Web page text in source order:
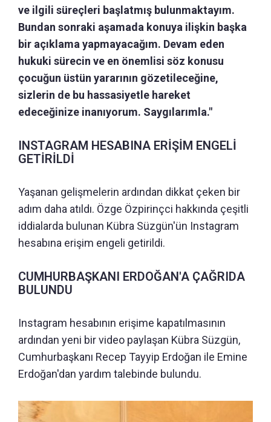
ve ilgili süreçleri başlatmış bulunmaktayım.
Bundan sonraki aşamada konuya ilişkin başka
bir açıklama yapmayacağım. Devam eden
hukuki sürecin ve en önemlisi söz konusu
çocuğun üstün yararının gözetileceğine,
sizlerin de bu hassasiyetle hareket
edeceğinize inanıyorum. Saygılarımla."
INSTAGRAM HESABINA ERİŞİM ENGELİ
GETİRİLDİ
Yaşanan gelişmelerin ardından dikkat çeken bir
adım daha atıldı. Özge Özpirinçci hakkında çeşitli
iddialarda bulunan Kübra Süzgün'ün Instagram
hesabına erişim engeli getirildi.
CUMHURBAŞKANI ERDOĞAN'A ÇAĞRIDA
BULUNDU
Instagram hesabının erişime kapatılmasının
ardından yeni bir video paylaşan Kübra Süzgün,
Cumhurbaşkanı Recep Tayyip Erdoğan ile Emine
Erdoğan'dan yardım talebinde bulundu.